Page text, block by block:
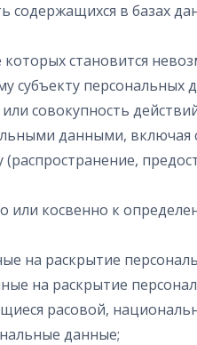
содержащихся в базах
которых становится
субъекту персональных
совокупность
данными,
косвенно к
на раскрытие
на раскрытие
расовой,
данные;